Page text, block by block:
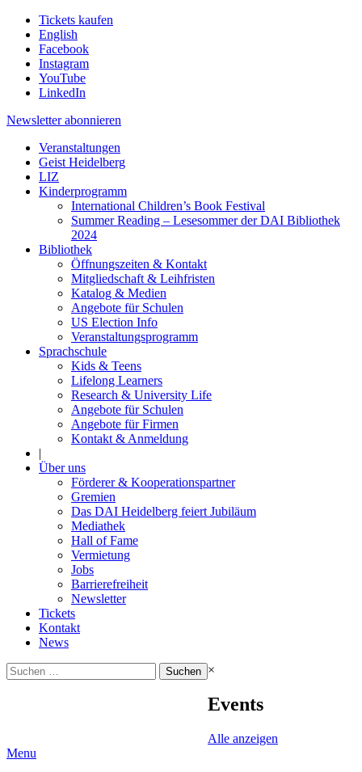
Tickets kaufen
English
Facebook
Instagram
YouTube
LinkedIn
Newsletter abonnieren
Veranstaltungen
Geist Heidelberg
LIZ
Kinderprogramm
International Children’s Book Festival
Summer Reading – Lesesommer der DAI Bibliothek
2024
Bibliothek
Öffnungszeiten & Kontakt
Mitgliedschaft & Leihfristen
Katalog & Medien
Angebote für Schulen
US Election Info
Veranstaltungsprogramm
Sprachschule
Kids & Teens
Lifelong Learners
Research & University Life
Angebote für Schulen
Angebote für Firmen
Kontakt & Anmeldung
|
Über uns
Förderer & Kooperationspartner
Gremien
Das DAI Heidelberg feiert Jubiläum
Mediathek
Hall of Fame
Vermietung
Jobs
Barrierefreiheit
Newsletter
Tickets
Kontakt
News
Suchen
nach:
×
Events
Alle anzeigen
Menu